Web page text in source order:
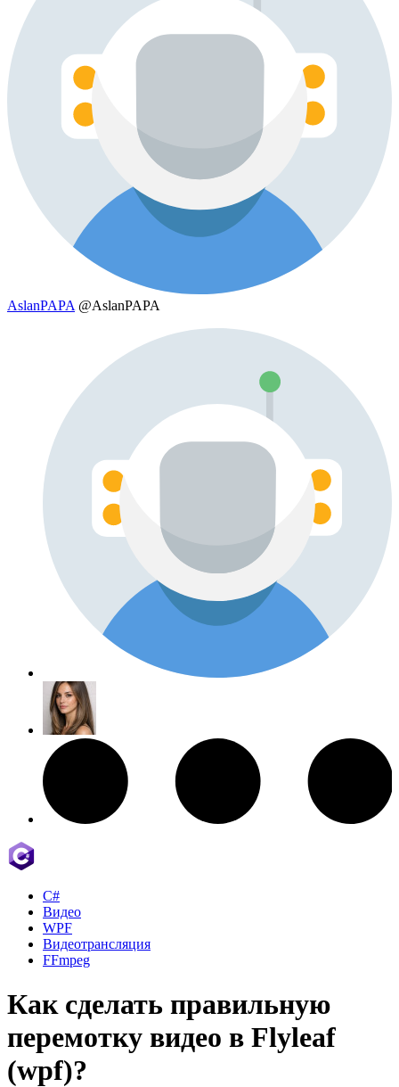
AslanPAPA @AslanPAPA
C#
Видео
WPF
Видеотрансляция
FFmpeg
Как сделать правильную
перемотку видео в Flyleaf
(wpf)?